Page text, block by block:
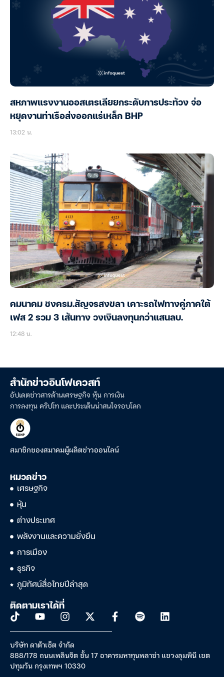
สหภาพแรงงานออสเตรเลียยกระดับการประท้วง จ่อ
หยุดงานท่าเรือส่งออกแร่เหล็ก BHP
13:02 น.
คมนาคม ชงครม.สัญจรสงขลา เคาะรถไฟทางคู่ภาคใต้
เฟส 2 รวม 3 เส้นทาง วงเงินลงทุนกว่าแสนลบ.
12:48 น.
สำนักข่าวอินโฟเควสท์
อัปเดตข่าวสารด้านเศรษฐกิจ หุ้น การเงิน
การลงทุน คริปโท และประเด็นน่าสนใจรอบโลก
สมาชิกของสมาคมผู้ผลิตข่าวออนไลน์
หมวดข่าว
เศรษฐกิจ
หุ้น
ต่างประเทศ
พลังงานและความยั่งยืน
การเมือง
ธุรกิจ
ภูมิทัศน์สื่อไทยปีล่าสุด
ติดตามเราได้ที่
บริษัท ดาต้าเซ็ต จำกัด
888/178 ถนนเพลินจิต ชั้น 17 อาคารมหาทุนพลาซ่า แขวงลุมพินี เขต
ปทุมวัน กรุงเทพฯ 10330